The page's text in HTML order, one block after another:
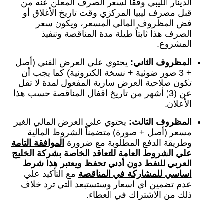
الدينار الليبي وفقاً لسعر الصرف المعلن عنه من
قبل مصرف ليبيا المركزي وقت تاريخ الأغلاق أو
فض المظروف المالي المسعر، ويكون سعر
الصرف هذا ثابتاً طيلة مدة المناقصة وتنفيذ
المشروع.
المظروف الثاني: يحتوي علي العرض الفني (أصل
+ 3 صور ضوئية + نسخة الكترونية) كما يجب أن
تكون صلاحية العرض سارية المفعول لمدة لا تقل
عن (3) أشهر من تاريخ اقفال المناقصة حسب هذا
الأعلان.
المظروف الثالث: يحتوي علي العرض المالي الغير
مسعر (أصل + صورة) متضمناً الشروط المالية
وطريقة الدفع المطلوبة مع ضرورة الموافقة التامة
علي الشروط العامة للتعاقد الخاصة بشركة الخليج
العربي للنفط دون أدني تحفظ ويعتبر هذا شرط
اساسي للمشاركة في المناقصة مع التأكيد علي
عدم تضمين اي اسعار وستستبعد التي ترد خلاف
ذلك من الاشتراك في العطاء.